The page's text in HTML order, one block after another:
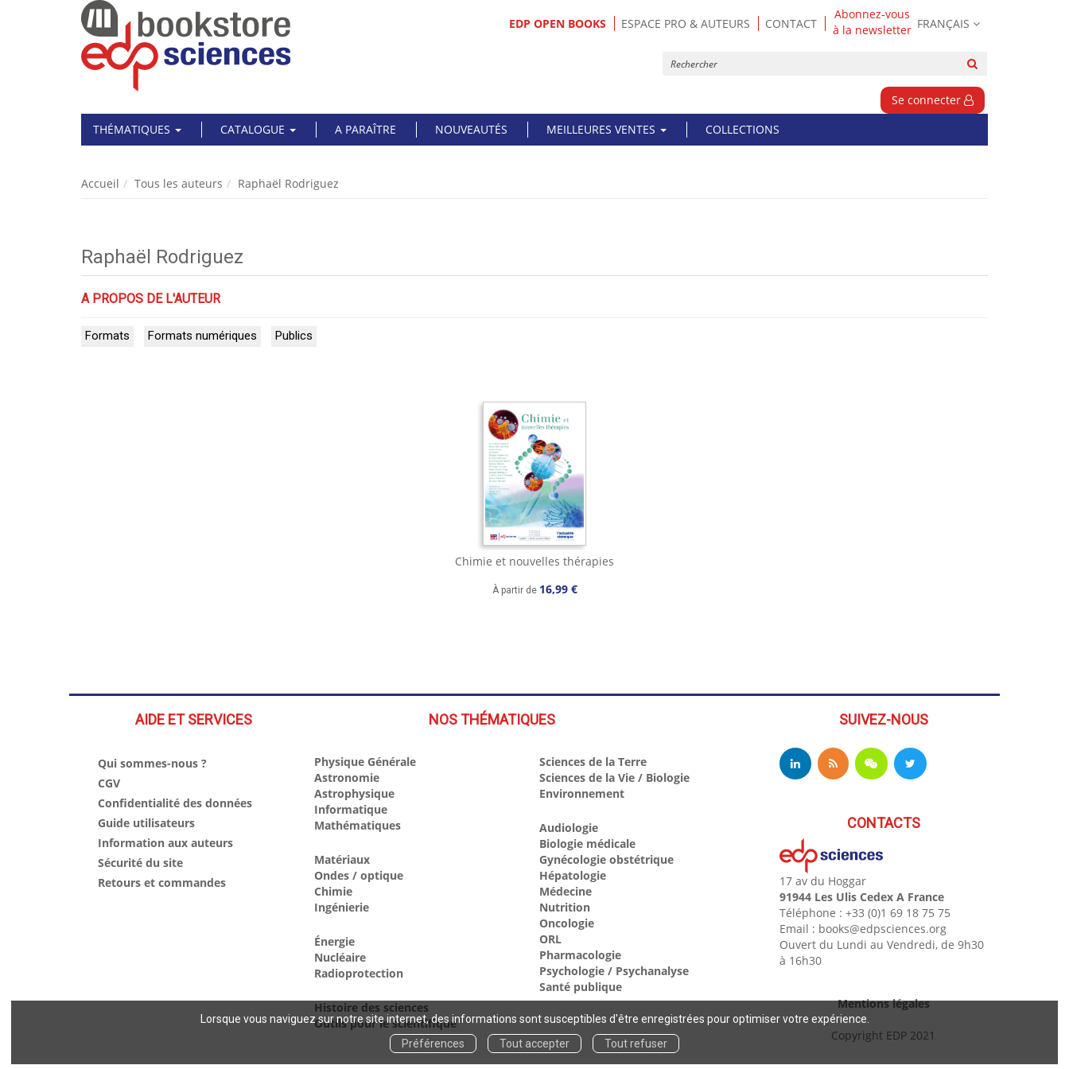
Lorsque vous naviguez sur notre site internet, des informations sont susceptibles d'être enregistrées pour optimiser votre expérience.
Préférences
Tout accepter Tout refuser
EDP OPEN BOOKS ESPACE PRO & AUTEURS CONTACT
Abonnez-vous
à la newsletter FRANÇAIS
Se connecter
THÉMATIQUES
CATALOGUE A PARAÎTRE NOUVEAUTÉS MEILLEURES VENTES COLLECTIONS
Accueil Tous les auteurs Raphaël Rodriguez
Raphaël Rodriguez
A PROPOS DE L'AUTEUR
Formats Formats numériques Publics
Chimie et nouvelles thérapies
À partir de 16,99 €
AIDE ET SERVICES
Qui sommes-nous ?
CGV
Confidentialité des données
Guide utilisateurs
Information aux auteurs
Sécurité du site
Retours et commandes
NOS THÉMATIQUES
Physique Générale
Astronomie
Astrophysique
Informatique
Mathématiques
Matériaux
Ondes / optique
Chimie
Ingénierie
Énergie
Nucléaire
Radioprotection
Histoire des sciences
Outils pour le scientifique
Sciences de la Terre
Sciences de la Vie / Biologie
Environnement
Audiologie
Biologie médicale
Gynécologie obstétrique
Hépatologie
Médecine
Nutrition
Oncologie
ORL
Pharmacologie
Psychologie / Psychanalyse
Santé publique
SUIVEZ-NOUS
CONTACTS
17 av du Hoggar
91944 Les Ulis Cedex A France
Téléphone : +33 (0)1 69 18 75 75
Email : books@edpsciences.org
Ouvert du Lundi au Vendredi, de 9h30
à 16h30
Mentions légales
Copyright EDP 2021